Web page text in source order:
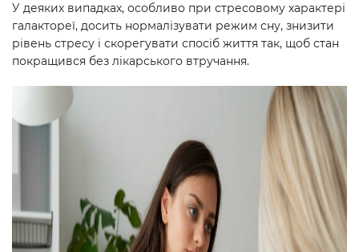
У деяких випадках, особливо при стресовому характері
галактореї, досить нормалізувати режим сну, знизити
рівень стресу і скорегувати спосіб життя так, щоб стан
покращився без лікарського втручання.